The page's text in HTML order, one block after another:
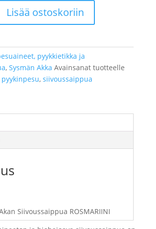
Lisää ostoskoriin
pyykkietikka ja
, Sysmän Akka Avainsanat tuotteelle
pyykinpesu, siivoussaippua
Siivoussaippua ROSMARIINI